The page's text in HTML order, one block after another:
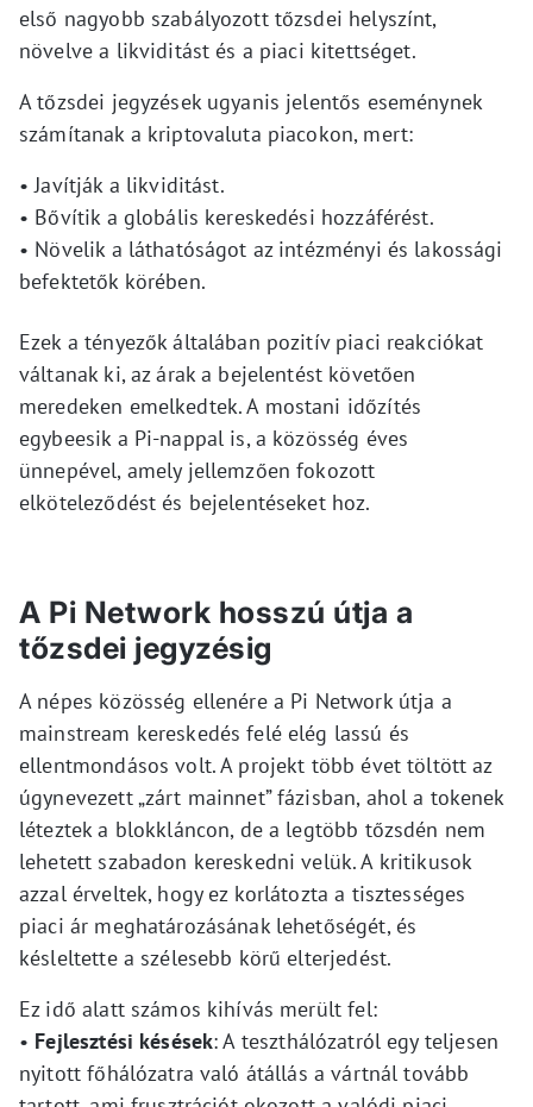
első nagyobb szabályozott tőzsdei helyszínt,
növelve a likviditást és a piaci kitettséget.
A tőzsdei jegyzések ugyanis jelentős eseménynek
számítanak a kriptovaluta piacokon, mert:
• Javítják a likviditást.
• Bővítik a globális kereskedési hozzáférést.
• Növelik a láthatóságot az intézményi és lakossági
befektetők körében.
Ezek a tényezők általában pozitív piaci reakciókat
váltanak ki, az árak a bejelentést követően
meredeken emelkedtek. A mostani időzítés
egybeesik a Pi-nappal is, a közösség éves
ünnepével, amely jellemzően fokozott
elköteleződést és bejelentéseket hoz.
A Pi Network hosszú útja a
tőzsdei jegyzésig
A népes közösség ellenére a Pi Network útja a
mainstream kereskedés felé elég lassú és
ellentmondásos volt. A projekt több évet töltött az
úgynevezett „zárt mainnet” fázisban, ahol a tokenek
léteztek a blokkláncon, de a legtöbb tőzsdén nem
lehetett szabadon kereskedni velük. A kritikusok
azzal érveltek, hogy ez korlátozta a tisztességes
piaci ár meghatározásának lehetőségét, és
késleltette a szélesebb körű elterjedést.
Ez idő alatt számos kihívás merült fel:
• Fejlesztési késések: A teszthálózatról egy teljesen
nyitott főhálózatra való átállás a vártnál tovább